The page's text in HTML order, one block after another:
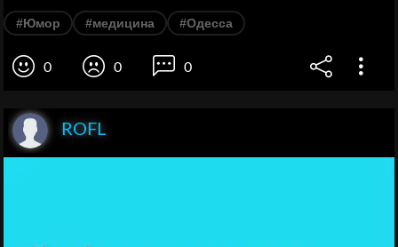
#Юмор #медицина #Одесса
0 0 0
ROFL